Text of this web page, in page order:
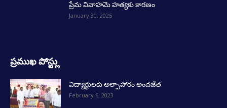
ప్రేమ వివాహమె హత్యకు కారణం
January 30, 2025
ప్రముఖ పోస్ట్లు
విద్యార్థులకు అల్పాహారం అందజేత
February 6, 2023